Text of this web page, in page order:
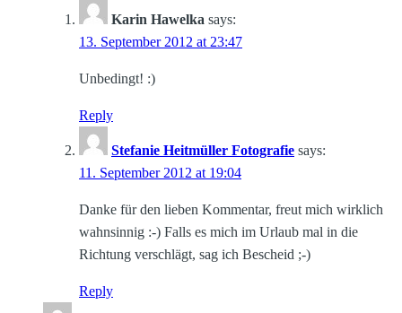
Karin Hawelka says:
13. September 2012 at 23:47
Unbedingt! :)
Reply
Stefanie Heitmüller Fotografie says:
11. September 2012 at 19:04
Danke für den lieben Kommentar, freut mich wirklich
wahnsinnig :-) Falls es mich im Urlaub mal in die
Richtung verschlägt, sag ich Bescheid ;-)
Reply